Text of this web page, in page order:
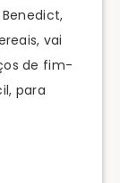
vai
de fim-
para